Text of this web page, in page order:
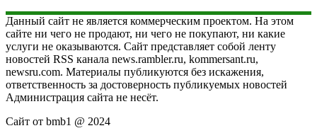
Данный сайт не является коммерческим проектом. На этом
сайте ни чего не продают, ни чего не покупают, ни какие
услуги не оказываются. Сайт представляет собой ленту
новостей RSS канала news.rambler.ru, kommersant.ru,
newsru.com. Материалы публикуются без искажения,
ответственность за достоверность публикуемых новостей
Администрация сайта не несёт.
Сайт от bmb1 @ 2024